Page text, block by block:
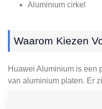
Aluminium cirkel
Waarom Kiezen
Huawei Aluminium is een
van aluminium platen. Er